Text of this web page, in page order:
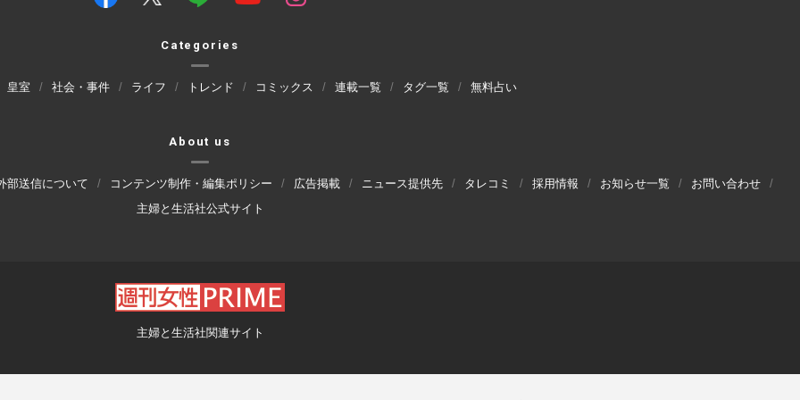
Categories
皇室 社会・事件 ライフ トレンド コミックス 連載一覧 タグ一覧 無料占い
About us
部送信について コンテンツ制作・編集ポリシー 広告掲載 ニュース提供先 タレコミ 採用情報 お知らせ一覧
お問い合わせ
主婦と生活社公式サイト
主婦と生活社関連サイト